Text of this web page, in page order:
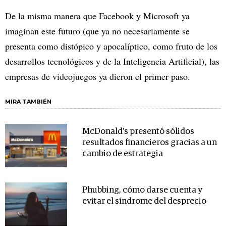
De la misma manera que Facebook y Microsoft ya
imaginan este futuro (que ya no necesariamente se
presenta como distópico y apocalíptico, como fruto de los
desarrollos tecnológicos y de la Inteligencia Artificial), las
empresas de videojuegos ya dieron el primer paso.
MIRA TAMBIÉN
McDonald's presentó sólidos
resultados financieros gracias a un
cambio de estrategia
Phubbing, cómo darse cuenta y
evitar el síndrome del desprecio